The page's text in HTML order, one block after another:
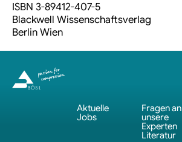
ISBN 3-89412-407-5
Blackwell Wissenschaftsverlag
Berlin Wien
Aktuelle
Jobs
Fragen an
unsere
Experten
Literatur